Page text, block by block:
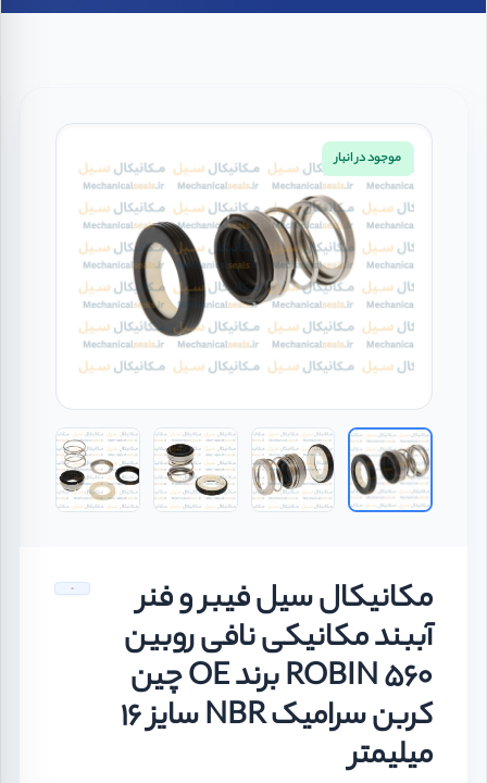
موجود در انبار
مکانیکال سیل فیبر و فنر
آببند مکانیکی نافی روبین
ROBIN 560 برند OE چین
کربن سرامیک NBR سایز 16
میلیمتر